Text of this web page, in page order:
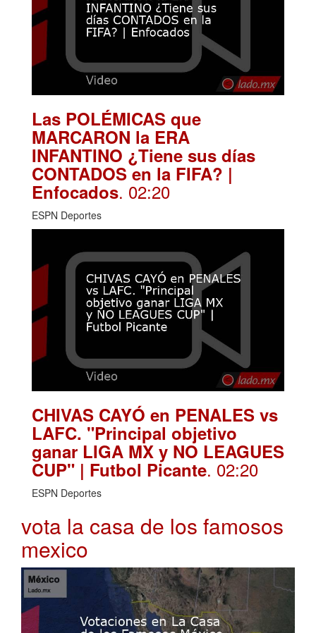
Las POLÉMICAS que
MARCARON la ERA
INFANTINO ¿Tiene sus días
CONTADOS en la FIFA? |
Enfocados. 02:20
ESPN Deportes
CHIVAS CAYÓ en PENALES vs
LAFC. "Principal objetivo
ganar LIGA MX y NO LEAGUES
CUP" | Futbol Picante. 02:20
ESPN Deportes
vota la casa de los famosos
mexico